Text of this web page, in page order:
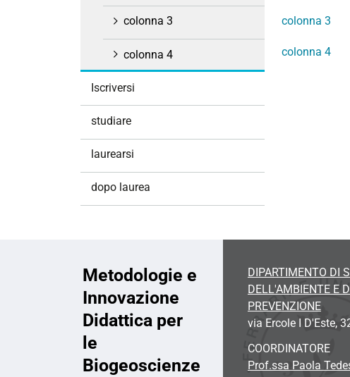
colonna 3
colonna 4
colonna 3
colonna 4
Iscriversi
studiare
laurearsi
dopo laurea
Metodologie e
Innovazione
Didattica per
le
Biogeoscienze
DIPARTIMENTO DI
DELL'AMBIENTE E
PREVENZIONE
via Ercole I D'Este,
COORDINATORE
Prof.ssa Paola